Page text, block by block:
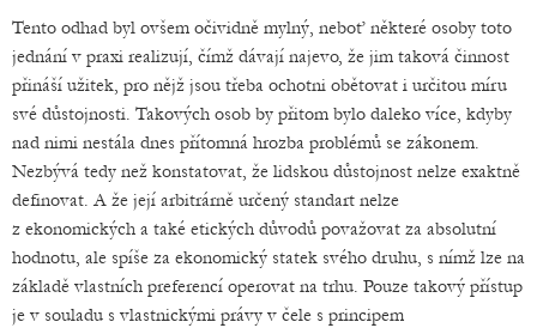
Tento odhad byl ovšem očividně mylný, neboť některé osoby toto
jednání v praxi realizují, čímž dávají najevo, že jim taková činnost
přináší užitek, pro nějž jsou třeba ochotni obětovat i určitou míru
své důstojnosti. Takových osob by přitom bylo daleko více, kdyby
nad nimi nestála dnes přítomná hrozba problémů se zákonem.
Nezbývá tedy než konstatovat, že lidskou důstojnost nelze exaktně
definovat. A že její arbitrárně určený standart nelze
z ekonomických a také etických důvodů považovat za absolutní
hodnotu, ale spíše za ekonomický statek svého druhu, s nímž lze na
základě vlastních preferencí operovat na trhu. Pouze takový přístup
je v souladu s vlastnickými právy v čele s principem